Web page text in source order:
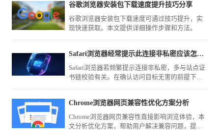
谷歌浏览器安装包下载速度提升技巧分享
谷歌浏览器安装包下载速度可通过技巧提升，实
现快速获取。本文提供详细操作步骤和方法。
Safari浏览器经常提示此连接非私密应该怎么强制进入
Safari浏览器若频繁提示连接非私密，多与站点证
书链校验有关。在确认访问目标无害的前提下，
Chrome浏览器网页兼容性优化方案分析
Chrome浏览器网页兼容性直接影响浏览体验，本
文分析优化方案，帮助用户解决兼容问题，提高